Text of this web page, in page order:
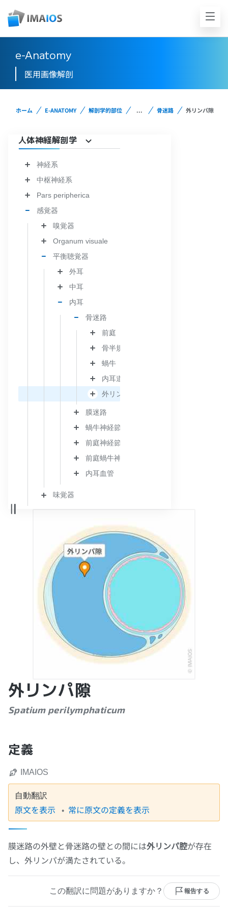
e-Anatomy
医用画像解剖
ホーム E-ANATOMY 解剖学的部位 ... 骨迷路 外リンパ隙
人体神経解剖学
神経系
中枢神経系
Pars peripherica
感覚器
嗅覚器
Organum visuale
平衡聴覚器
外耳
中耳
内耳
骨迷路
前庭
骨半規管
蝸牛
内耳道
外リンパ隙
膜迷路
蝸牛神経節
前庭神経節
前庭蝸牛神経
内耳血管
味覚器
外リンパ隙
Spatium perilymphaticum
定義
IMAIOS
自動翻訳
原文を表示 常に原文の定義を表示
膜迷路の外壁と骨迷路の壁との間には外リンパ腔が存在
し、外リンパが満たされている。
この翻訳に問題がありますか？ 報告する